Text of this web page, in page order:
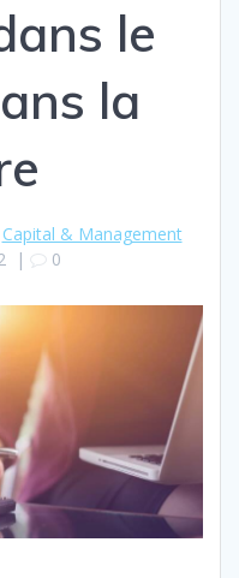
le
la
Capital & Management
| 0